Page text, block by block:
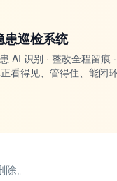
患巡检系统
AI 识别 · 整改全程留痕
看得见、管得住、能闭环
。